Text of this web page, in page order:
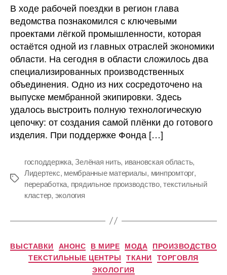
успехи
текстильных
кластеров
Ивановской
области
В ходе рабочей поездки в регион глава
ведомства познакомился с ключевыми
проектами лёгкой промышленности, которая
остаётся одной из главных отраслей экономики
области. На сегодня в области сложилось два
специализированных производственных
объединения. Одно из них сосредоточено на
выпуске мембранной экипировки. Здесь
удалось выстроить полную технологическую
цепочку: от создания самой плёнки до готового
изделия. При поддержке Фонда […]
Метки
господдержка,Зелёная нить, ивановская область,
Лидертекс, мембранные материалы, минпромторг,
переработка, прядильное производство,текстильный
кластер, экология
Рубрики
ВЫСТАВКИ АНОНС В МИРЕ МОДА ПРОИЗВОДСТВО
ТЕКСТИЛЬНЫЕ ЦЕНТРЫ ТКАНИ ТОРГОВЛЯ
ЭКОЛОГИЯ